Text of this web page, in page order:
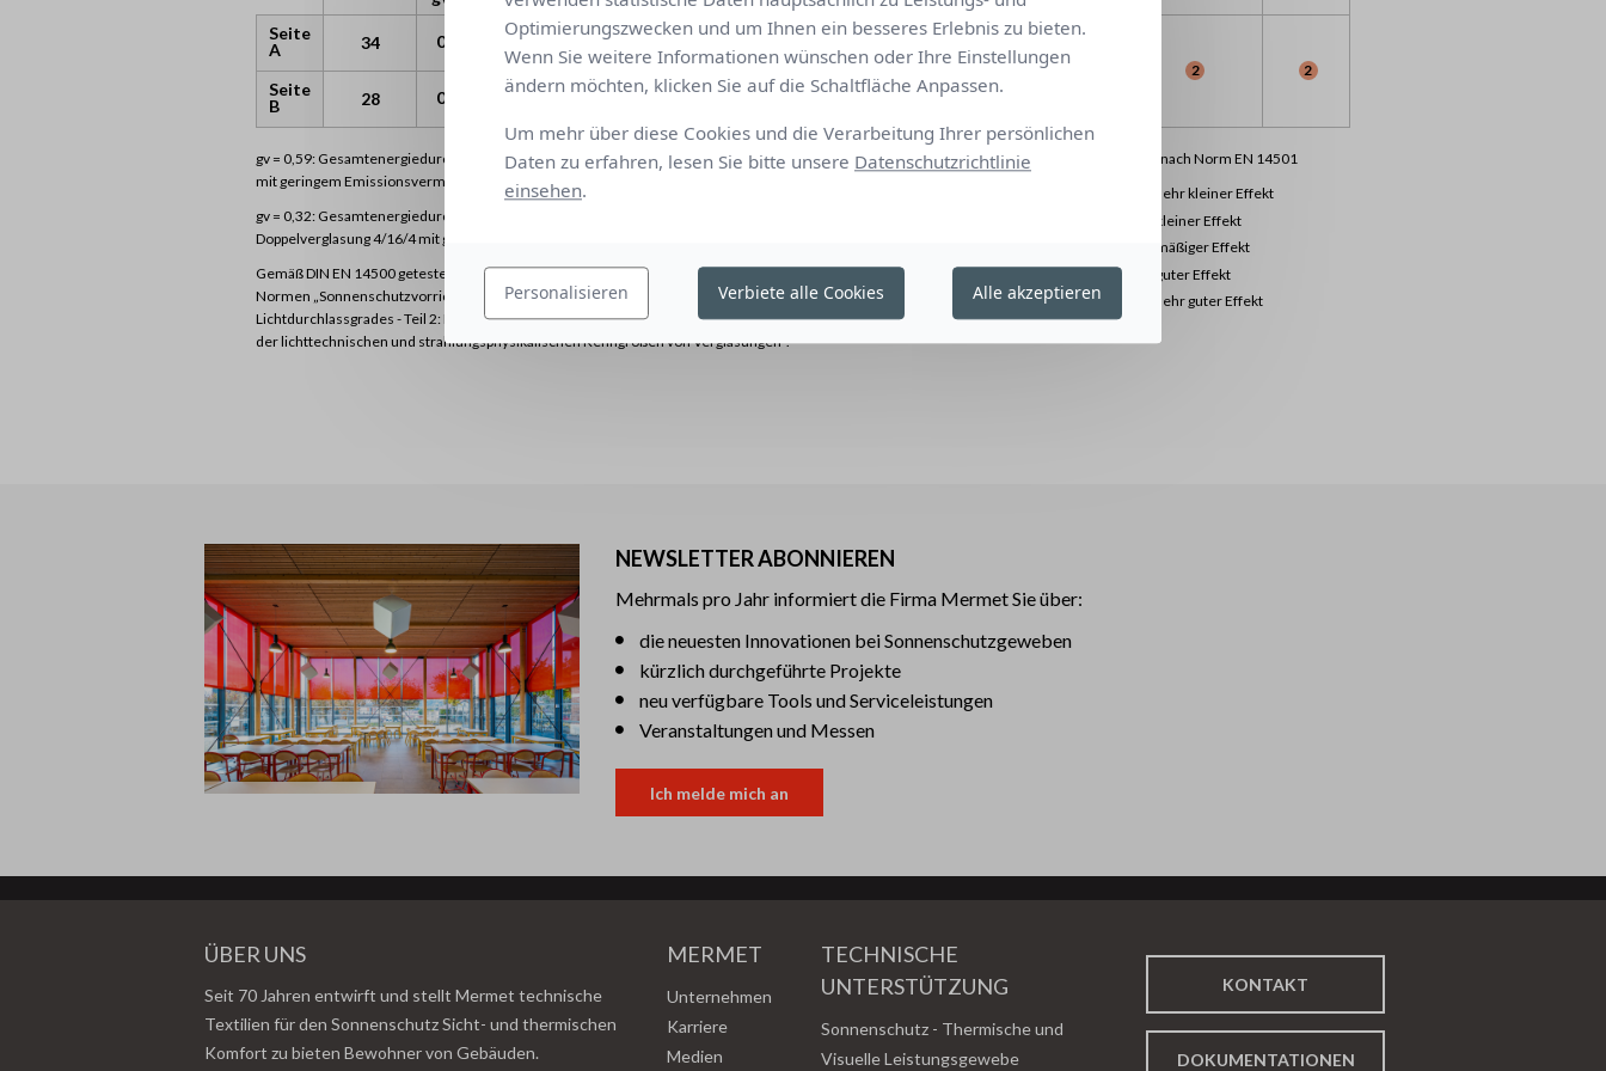
Seite
A
34 0.08 0.04 0.45 0.25
8 2 2
Seite
B
28 0.08 0.06 0.49 0.25
gv = 0,59: Gesamtenergiedurchlassgrad der Referenzverglasung (C), Argon-gefüllte Doppelverglasung 4/16/4
mit geringem Emissionsvermögen (Wärmedurchgangskoeffizient U = 1,2 W/m² K).
gv = 0,32: Gesamtenergiedurchlassgrad der Referenzverglasung (D), Argon-gefüllte reflektierende
Doppelverglasung 4/16/4 mit geringem Emissionsvermögen (Wärmedurchgangskoeffizient U = 1,1W/m² K).
Gemäß DIN EN 14500 getestete Proben zur Festlegung von Mess- und Berechnungsverfahren mit Bezug auf die
Normen „Sonnenschutzvorrichtungen in Kombination mit einer Verglasung – Berechnung des Energie- und
Lichtdurchlassgrades - Teil 2: EN 13363-2 detaillierte Methode“ und EN 410 „Glas im Bauwesen Bestimmung
der lichttechnischen und strahlungsphysikalischen Kenngrößen von Verglasungen“.
Komfortklassifizierung nach Norm EN 14501
sehr kleiner Effekt
kleiner Effekt
mäßiger Effekt
guter Effekt
sehr guter Effekt
NEWSLETTER ABONNIEREN
Mehrmals pro Jahr informiert die Firma Mermet Sie über:
die neuesten Innovationen bei Sonnenschutzgeweben
kürzlich durchgeführte Projekte
neu verfügbare Tools und Serviceleistungen
Veranstaltungen und Messen
Ich melde mich an
ÜBER UNS
Seit 70 Jahren entwirft und stellt Mermet technische
Textilien für den Sonnenschutz Sicht- und thermischen
Komfort zu bieten Bewohner von Gebäuden.
MERMET
Unternehmen
Karriere
Medien
TECHNISCHE
UNTERSTÜTZUNG
Sonnenschutz - Thermische und
Visuelle Leistungsgewebe
KONTAKT
DOKUMENTATIONEN
Optimierungszwecken und um Ihnen ein besseres Erlebnis zu bieten.
Wenn Sie weitere Informationen wünschen oder Ihre Einstellungen
ändern möchten, klicken Sie auf die Schaltfläche Anpassen.
Um mehr über diese Cookies und die Verarbeitung Ihrer persönlichen
Daten zu erfahren, lesen Sie bitte unsere Datenschutzrichtlinie
einsehen.
Personalisieren Verbiete alle Cookies Alle akzeptieren